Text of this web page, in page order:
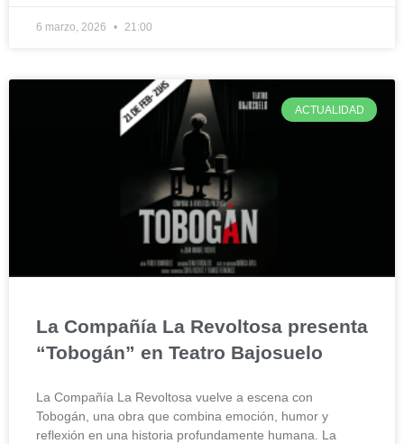
6 marzo, 2026 21:00
ACTUALIDAD
La Compañía La Revoltosa presenta
“Tobogán” en Teatro Bajosuelo
La Compañía La Revoltosa vuelve a escena con
Tobogán, una obra que combina emoción, humor y
reflexión en una historia profundamente humana. La